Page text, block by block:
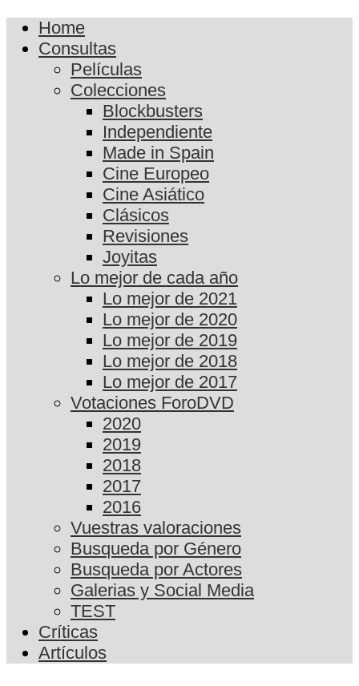
Home
Consultas
Películas
Colecciones
Blockbusters
Independiente
Made in Spain
Cine Europeo
Cine Asiático
Clásicos
Revisiones
Joyitas
Lo mejor de cada año
Lo mejor de 2021
Lo mejor de 2020
Lo mejor de 2019
Lo mejor de 2018
Lo mejor de 2017
Votaciones ForoDVD
2020
2019
2018
2017
2016
Vuestras valoraciones
Busqueda por Género
Busqueda por Actores
Galerias y Social Media
TEST
Críticas
Artículos